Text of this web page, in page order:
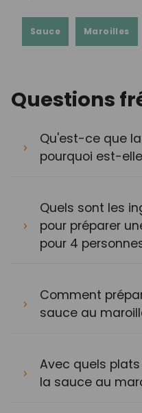
Sauce Maroilles
Questions
Qu'est-ce que
pourquoi est-
Quels sont les
pour préparer
pour 4
Comment
sauce au
Avec quels
la sauce au